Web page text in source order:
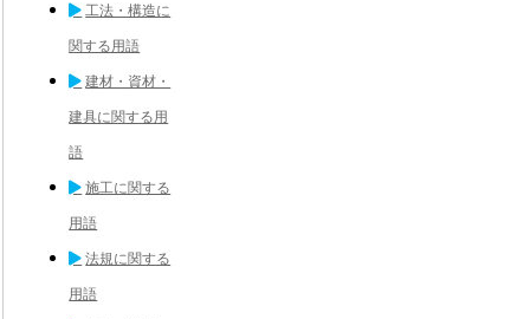
工法・構造に
関する用語
建材・資材・
建具に関する用
語
施工に関する
用語
法規に関する
用語